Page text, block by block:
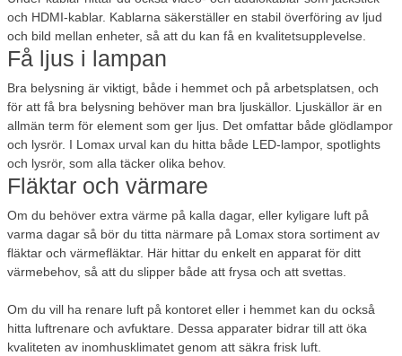
och HDMI-kablar. Kablarna säkerställer en stabil överföring av ljud
och bild mellan enheter, så att du kan få en kvalitetsupplevelse.
Få ljus i lampan
Bra belysning är viktigt, både i hemmet och på arbetsplatsen, och
för att få bra belysning behöver man bra ljuskällor. Ljuskällor är en
allmän term för element som ger ljus. Det omfattar både glödlampor
och lysrör. I Lomax urval kan du hitta både LED-lampor, spotlights
och lysrör, som alla täcker olika behov.
Fläktar och värmare
Om du behöver extra värme på kalla dagar, eller kyligare luft på
varma dagar så bör du titta närmare på Lomax stora sortiment av
fläktar och värmefläktar. Här hittar du enkelt en apparat för ditt
värmebehov, så att du slipper både att frysa och att svettas.
Om du vill ha renare luft på kontoret eller i hemmet kan du också
hitta luftrenare och avfuktare. Dessa apparater bidrar till att öka
kvaliteten av inomhusklimatet genom att säkra frisk luft.